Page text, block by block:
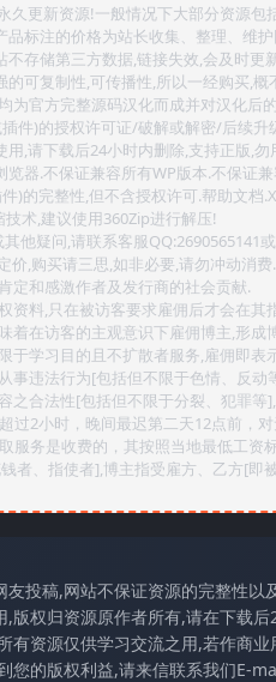
久更新资源!一般情况下大部分资源
品标注的价格为站长收集、整理、维
不存储第三方数据,链接失效,会及时
可复制性,可传播性,所以一经购买,概
为官方完整源码汉化而成并对汉化后
件)的授权许可证/破解或解密/后续升
,请下载后24小时内删除,支持正版,勿
器.不保证兼容所有WP版本.不保证
)的完整性,但不含授权许可.帮助文档
术,建议使用360Zip进行解压!
他疑问,请联系客服QQ:2690565141
,购买请三思,如非必要,请勿冲动消费.
定和感激作者及发行商的社会贡献.
资料,只在被访客要求雇佣后才会在其
着在访客的主观意识下雇佣博主,形成
于学习目的且不扩散者服务,雇佣即表
事违法行为[包括但不限于色情、反动
之合法性[包括但不限于分裂、犯罪等
过2小时，晚间最迟第二天12点前，
服务是收费的，其按照当地最低工资
者、指使者],博主指受雇方、乙方[即
投稿,网站不保证资源的完整性以
版权归资源原作者所有,请在下载后
资源仅供学习交流之用,若作商
您的版权利益,请来信联系我们E-